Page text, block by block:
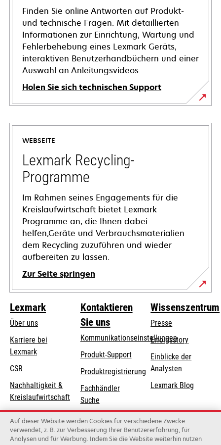
Finden Sie online Antworten auf Produkt-
und technische Fragen. Mit detaillierten
Informationen zur Einrichtung, Wartung und
Fehlerbehebung eines Lexmark Geräts,
interaktiven Benutzerhandbüchern und einer
Auswahl an Anleitungsvideos.
Holen Sie sich technischen Support
wird
in
neuen
Registerkarte
geöffnet
WEBSEITE
Lexmark Recycling-
Programme
Im Rahmen seines Engagements für die
Kreislaufwirtschaft bietet Lexmark
Programme an, die Ihnen dabei
helfen,Geräte und Verbrauchsmaterialien
dem Recycling zuzuführen und wieder
aufbereiten zu lassen.
Zur Seite springen
Lexmark
Über uns
Karriere bei
Lexmark
CSR
Nachhaltigkeit &
Kreislaufwirtschaft
Lexmark-Partner
Kontaktieren
Sie uns
Kommunikationseinstellungen
wird
in
einer
neuen
Registerkarte
geöffnet
Produkt-Supportwird
einer
neuen
geöffnet
Produktregistrierung
Fachhändler
Suche
Lexmark
Distributoren
Wissenszentrum
Presse
Erfolgsstory
Einblicke der
Analysten
Lexmark Blog
Auf dieser Website werden Cookies für verschiedene Zwecke
verwendet, z. B. zur Verbesserung Ihrer Benutzererfahrung, für
Analysen und für Werbung. Indem Sie die Website weiterhin nutzen